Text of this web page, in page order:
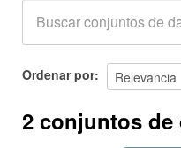
Ordenar por
2 conjuntos